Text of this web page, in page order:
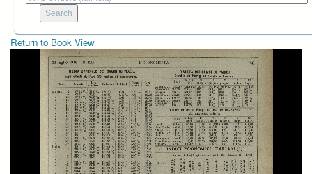
Return to Book View